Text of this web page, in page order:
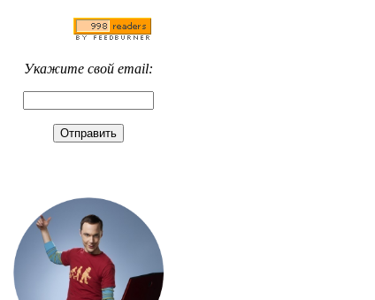
Укажите свой email: